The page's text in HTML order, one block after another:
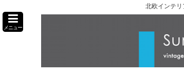
北欧インテ
メニュー